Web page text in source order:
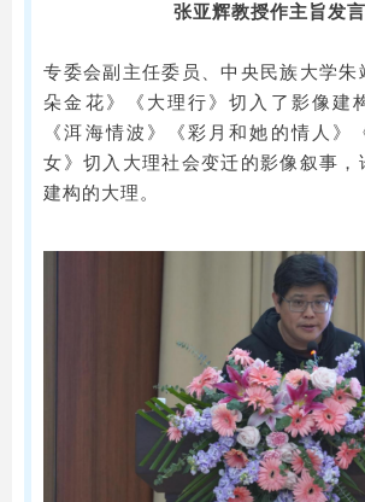
张亚辉教授作主旨发言
专委会副主任委员、中央民族大学朱
朵金花》《大理行》切入了影像建
《洱海情波》《彩月和她的情人》
女》切入大理社会变迁的影像叙事，
建构的大理。